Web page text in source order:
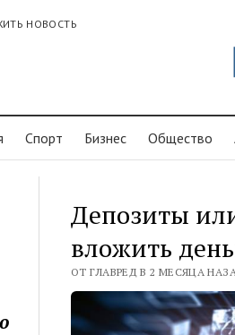
НОВОСТЬ
Спорт Бизнес Общество
Депозиты
вложить
ОТ ГЛАВРЕД В 2 МЕСЯЦА